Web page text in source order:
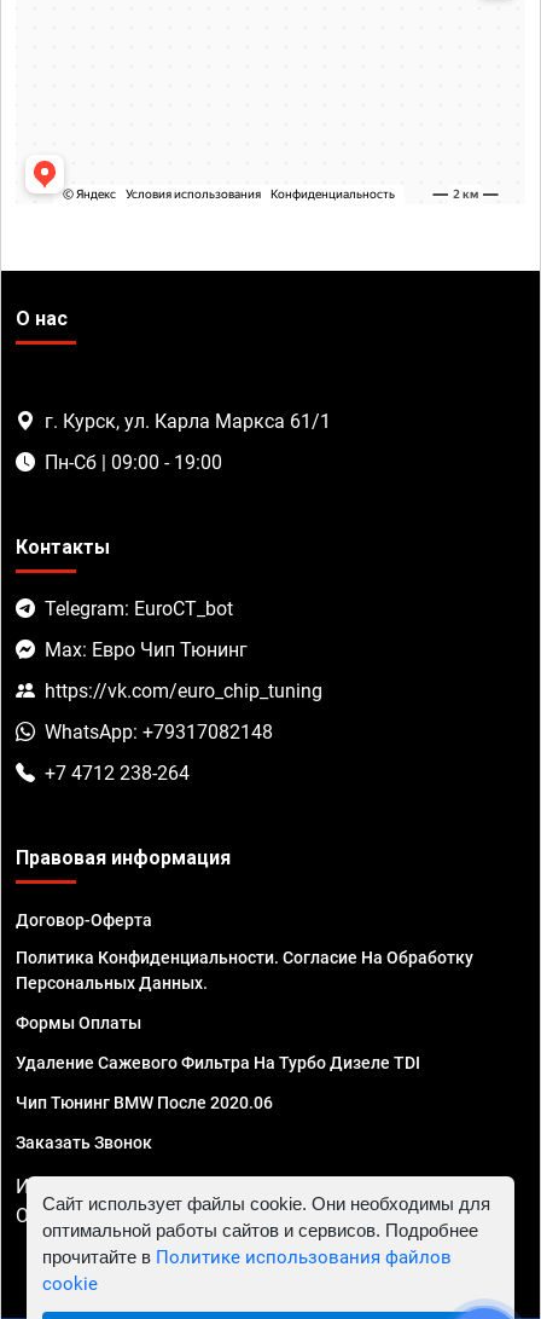
О нас
г. Курск, ул. Карла Маркса 61/1
Пн-Сб | 09:00 - 19:00
Контакты
Telegram: EuroCT_bot
Max: Евро Чип Тюнинг
https://vk.com/euro_chip_tuning
WhatsApp: +79317082148
+7 4712 238-264
Правовая информация
Договор-Оферта
Политика Конфиденциальности. Согласие На Обработку
Персональных Данных.
Формы Оплаты
Удаление Сажевого Фильтра На Турбо Дизеле TDI
Чип Тюнинг BMW После 2020.06
Заказать Звонок
ИП Смирнов Георгий Павлович. ИНН 781302555843,
ОГРНИП 324470400032610
Сайт использует файлы cookie. Они необходимы для
оптимальной работы сайтов и сервисов. Подробнее
прочитайте в Политике использования файлов
cookie